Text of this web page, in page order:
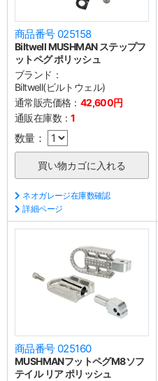
商品番号 025158
Biltwell MUSHMAN ステップフ
ットペグ ポリッシュ
ブランド：
Biltwell(ビルトウェル)
通常販売価格： 42,600円
通販在庫数：1
数量：
ネオガレージ在庫数確認
詳細ページ
商品番号 025160
MUSHMANフットペグM8ソフ
テイル リア ポリッシュ